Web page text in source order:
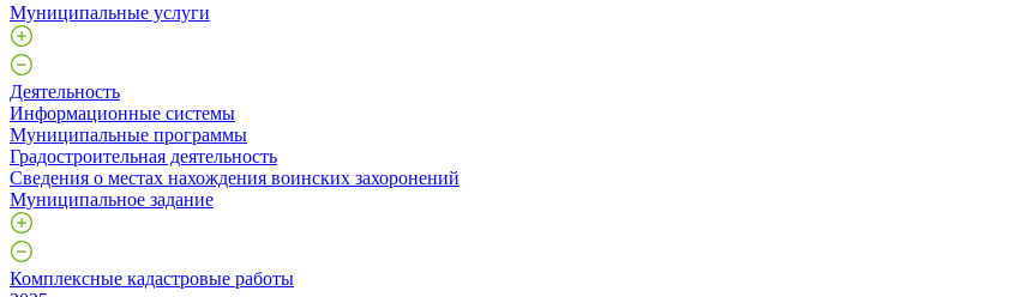
Муниципальные услуги
Деятельность
Информационные системы
Муниципальные программы
Градостроительная деятельность
Сведения о местах нахождения воинских захоронений
Муниципальное задание
Комплексные кадастровые работы